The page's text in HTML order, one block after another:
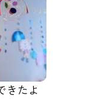
きたよ